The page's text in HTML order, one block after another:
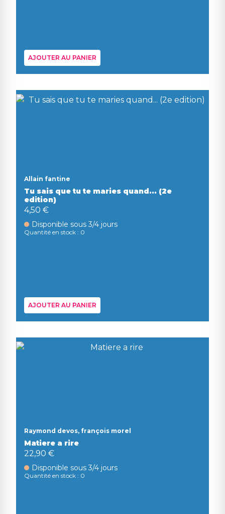
AJOUTER AU PANIER
Allain fantine
Tu sais que tu te maries quand... (2e
edition)
4,50 €
Disponible sous 3/4 jours
Quantité en stock : 0
AJOUTER AU PANIER
Raymond devos, françois morel
Matiere a rire
22,90 €
Disponible sous 3/4 jours
Quantité en stock : 0